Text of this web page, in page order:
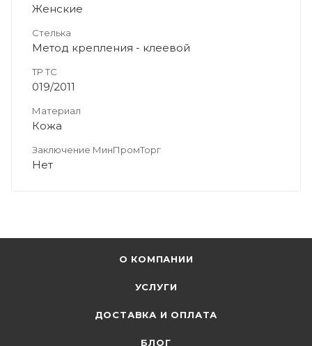
Женские
Стелька
Метод крепления - клеевой
ТР ТС
019/2011
Материал
Кожа
Заключение МинПромТорг
Нет
О КОМПАНИИ
УСЛУГИ
ДОСТАВКА И ОПЛАТА
БЛОГ